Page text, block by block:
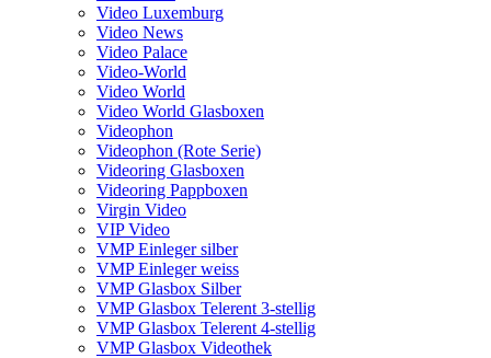
Video Luxemburg
Video News
Video Palace
Video-World
Video World
Video World Glasboxen
Videophon
Videophon (Rote Serie)
Videoring Glasboxen
Videoring Pappboxen
Virgin Video
VIP Video
VMP Einleger silber
VMP Einleger weiss
VMP Glasbox Silber
VMP Glasbox Telerent 3-stellig
VMP Glasbox Telerent 4-stellig
VMP Glasbox Videothek